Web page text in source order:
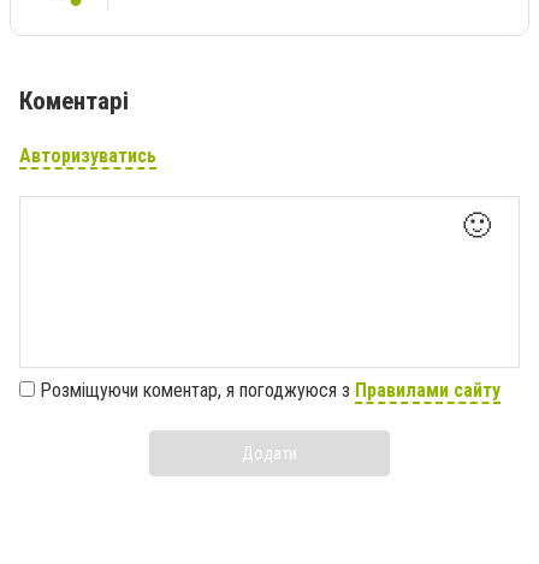
Коментарі
Авторизуватись
🙂
Розміщуючи коментар, я погоджуюся з Правилами сайту
Додати